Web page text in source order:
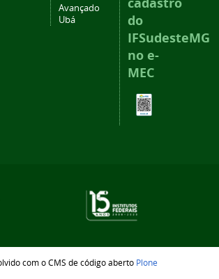
Avançado
Ubá
do
IFSudesteMG
no e-
MEC
com o CMS de código aberto Plone